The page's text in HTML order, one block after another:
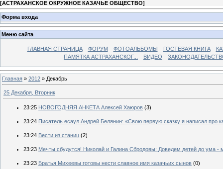
[АСТРАХАНСКОЕ ОКРУЖНОЕ КАЗАЧЬЕ ОБЩЕСТВО]
Форма входа
Меню сайта
ГЛАВНАЯ СТРАНИЦА ФОРУМ ФОТОАЛЬБОМЫ ГОСТЕВАЯ КНИГА
ПАМЯТКА АСТРАХАНСКОГ...
ВИДЕО
Главная » 2012 » Декабрь
25 Декабря, Вторник
23:25 НОВОГОДНЯЯ АНКЕТА Алексей Хаюров (3)
23:24 Писатель есаул Андрей Белянин: «Свою первую сказку я написал про
23:24 Вести из станиц (2)
23:23 Мечты сбудутся! Николай и Галина Сбродовы: Доведем детей до ума
23:23 Братья Михеевы готовы нести славное имя казачьих сынов (0)